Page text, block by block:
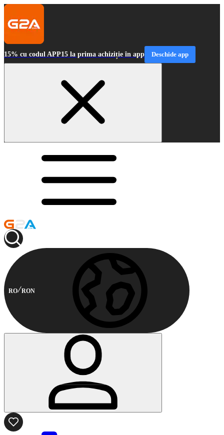
15% cu codul APP15 la prima achiziție în app Deschide app
RO RON